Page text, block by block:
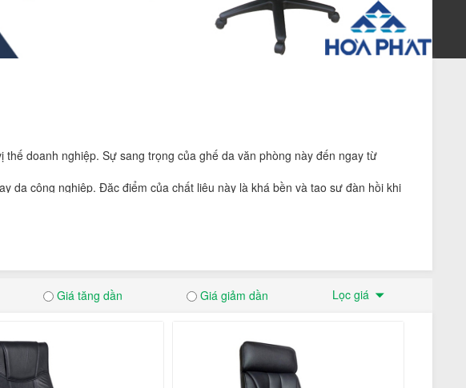
doanh nghiệp. Sự sang trọng của ghế da văn phòng này đến ngay từ
da công nghiệp. Đặc điểm của chất liệu này là khá bền và tạo sự đàn hồi khi
người ngồi. Mà nó còn đảm bảo luôn giữ được vẻ ngoài sang trọng với
định được vị thế, đẳng cấp mang lại vẻ sang trọng và quyền lực
vuông vắn luôn thể hiện sự lịch lãm, khỏe khoắn. Ghế da chân quỳ Hoà
Giá tăng dần Giá giảm dần Lọc giá